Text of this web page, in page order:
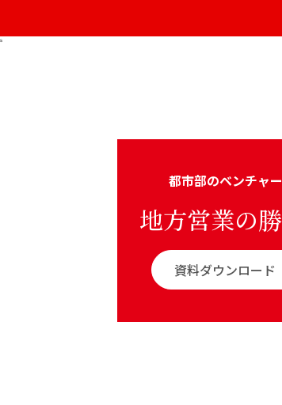
s
都市部のベンチャ
地方営業の
資料ダウンロード